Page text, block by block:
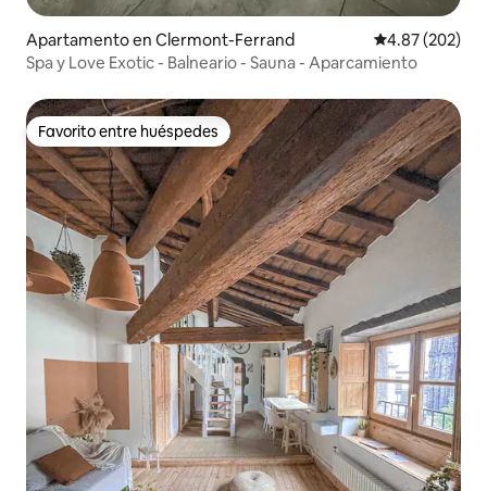
Apartamento en Clermont-Ferrand Calificación
4.87 (202)
Spa y Love Exotic - Balneario - Sauna - Aparcamiento
Favorito entre huéspedes
Favorito entre huéspedes